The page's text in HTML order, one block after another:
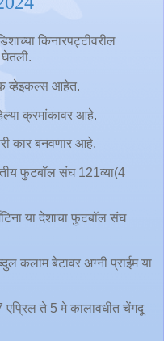
किनारपट्टीवरील
व्हेइकल्स आहेत.
क्रमांकावर आहे.
कार बनवणार आहे.
फुटबॉल संघ 121व्या(4
या देशाचा फुटबॉल संघ
कलाम बेटावर अग्नी प्राईम या
ते 5 मे कालावधीत चेंगदू